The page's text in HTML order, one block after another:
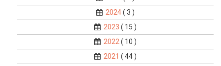
2024( 3 )
2023 ( 15 )
2022 ( 10 )
2021 ( 44 )